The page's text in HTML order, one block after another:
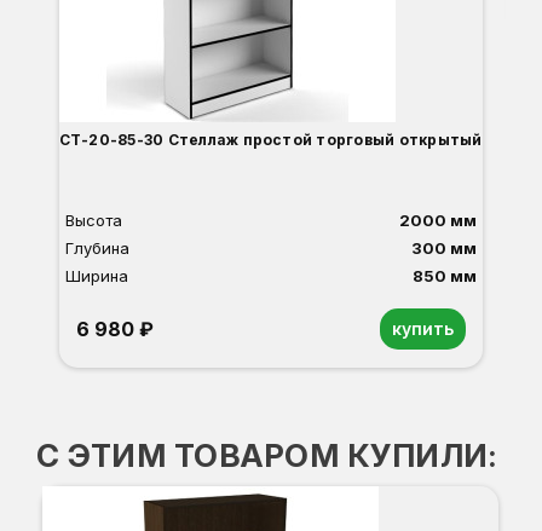
СТ-20-85-30 Стеллаж простой торговый открытый
Высота
2000 мм
Глубина
300 мм
Ширина
850 мм
6 980 ₽ купить
С ЭТИМ ТОВАРОМ КУПИЛИ: